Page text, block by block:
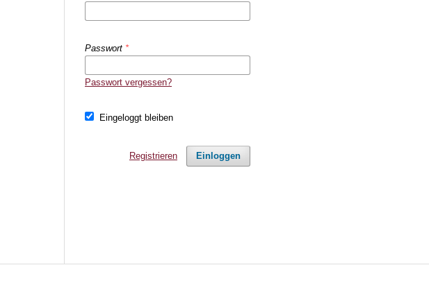
Passwort *
Passwort vergessen?
Eingeloggt bleiben
Einloggen
Registrieren